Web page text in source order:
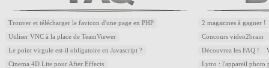
Trouver et télécharger le favicon d'une page en PHP
Utiliser VNC à la place de TeamViewer
Le point virgule est-il obligatoire en Javascript ?
Cinema 4D Lite pour After Effects
2 magazines à gagner !
Concours video2brain
Découvrez les FAQ !
Lytro : l'appareil photo